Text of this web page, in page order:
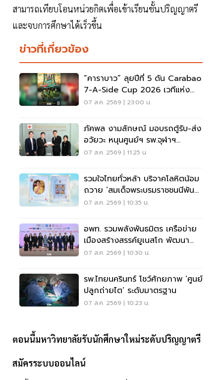
สามารถเทียบโอนหน่วยกิตเพื่อเข้าเรียนชั้นปริญญาตรี
และจบการศึกษาได้เร็วขึ้น
ข่าวที่เกี่ยวข้อง
“คาราบาว” ลุยปีที่ 5 ดัน Carabao
7-A-Side Cup 2026 เวทีแห่ง
โอกาสของคนรักฟุตบอล
07 ส.ค. 2569 | 23:00 น.
ภัคพล งามลักษณ์ มอบรถตู้รับ-ส่ง
อวัยวะ หนุนศูนย์ฯ รพ.จุฬาฯ
สภากาชาดไทย
07 ส.ค. 2569 | 11:25 น.
รวมใจไทยทั่วหล้า บริจาคโลหิตน้อม
ถวาย ‘สมเด็จพระบรมราชชนนีพันปี
หลวง’
07 ส.ค. 2569 | 10:35 น.
อพท. รวมพลังพันธมิตร เครือข่าย
เมืองสร้างสรรค์ยูเนสโก พัฒนา
เมืองอย่างยั่งยืน
07 ส.ค. 2569 | 10:30 น.
รพ.ไทยนครินทร์ โชว์ศักยภาพ ‘ศูนย์
ปลูกถ่ายไต’ ระดับมาตรฐาน
07 ส.ค. 2569 | 10:23 น.
ตอนนี้มหาวิทยาลัยรับนักศึกษาใหม่ระดับปริญญาตรี
สมัครระบบออนไลน์